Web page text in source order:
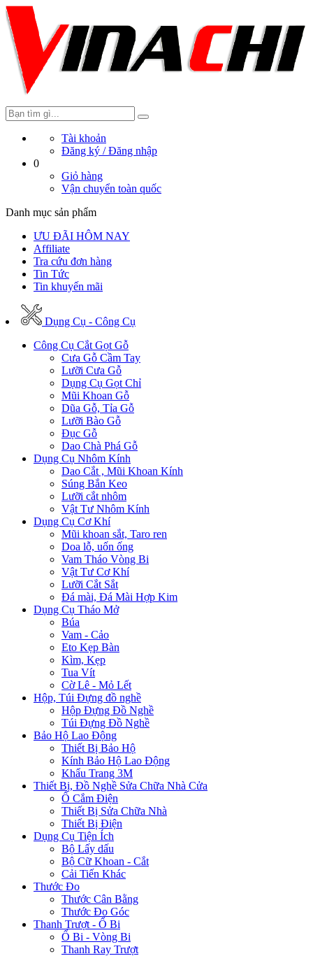
Tài khoản
Đăng ký /Đăng nhập
0
Giỏ hàng
Vận chuyển toàn quốc
Danh mục sản phẩm
ƯU ĐÃI HÔM NAY
Affiliate
Tra cứu đơn hàng
Tin Tức
Tin khuyến mãi
Dụng Cụ - Công Cụ
Công Cụ Cắt Gọt Gỗ
Cưa Gỗ Cầm Tay
Lưỡi Cưa Gỗ
Dụng Cụ Gọt Chỉ
Mũi Khoan Gỗ
Dũa Gỗ, Tỉa Gỗ
Lưỡi Bào Gỗ
Đục Gỗ
Dao Chà Phá Gỗ
Dụng Cụ Nhôm Kính
Dao Cắt , Mũi Khoan Kính
Súng Bắn Keo
Lưỡi cắt nhôm
Vật Tư Nhôm Kính
Dụng Cụ Cơ Khí
Mũi khoan sắt, Taro ren
Doa lỗ, uốn ống
Vam Tháo Vòng Bi
Vật Tư Cơ Khí
Lưỡi Cắt Sắt
Đá mài, Đá Mài Hợp Kim
Dụng Cụ Tháo Mở
Búa
Vam - Cảo
Eto Kẹp Bàn
Kìm, Kẹp
Tua Vít
Cờ Lê - Mỏ Lết
Hộp, Túi Đựng đồ nghề
Hộp Đựng Đồ Nghề
Túi Đựng Đồ Nghề
Bảo Hộ Lao Động
Thiết Bị Bảo Hộ
Kính Bảo Hộ Lao Động
Khẩu Trang 3M
Thiết Bị, Đồ Nghề Sửa Chữa Nhà Cửa
Ổ Cắm Điện
Thiết Bị Sửa Chữa Nhà
Thiết Bị Điện
Dụng Cụ Tiện Ích
Bộ Lấy dấu
Bộ Cữ Khoan - Cắt
Cải Tiến Khác
Thước Đo
Thước Cân Bằng
Thước Đo Góc
Thanh Trượt - Ổ Bi
Ổ Bi - Vòng Bi
Thanh Ray Trượt